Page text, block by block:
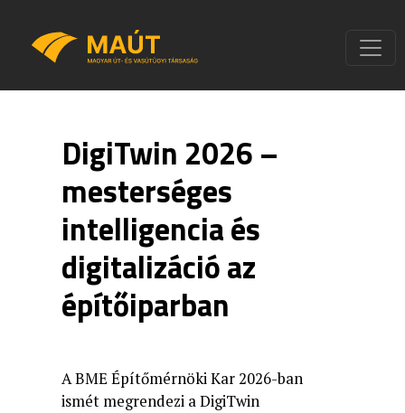
DigiTwin 2026 –
mesterséges
intelligencia és
digitalizáció az
építőiparban
A BME Építőmérnöki Kar 2026-ban
ismét megrendezi a DigiTwin